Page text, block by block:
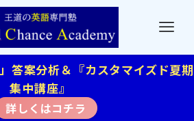
答案分析＆『カスタマイズド夏期
集中講座』
詳しくはコチラ